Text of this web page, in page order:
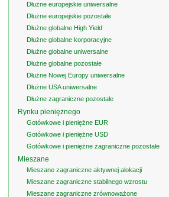
Dłużne europejskie uniwersalne
Dłużne europejskie pozostałe
Dłużne globalne High Yield
Dłużne globalne korporacyjne
Dłużne globalne uniwersalne
Dłużne globalne pozostałe
Dłużne Nowej Europy uniwersalne
Dłużne USA uniwersalne
Dłużne zagraniczne pozostałe
Rynku pieniężnego
Gotówkowe i pieniężne EUR
Gotówkowe i pieniężne USD
Gotówkowe i pieniężne zagraniczne pozostałe
Mieszane
Mieszane zagraniczne aktywnej alokacji
Mieszane zagraniczne stabilnego wzrostu
Mieszane zagraniczne zrównoważone